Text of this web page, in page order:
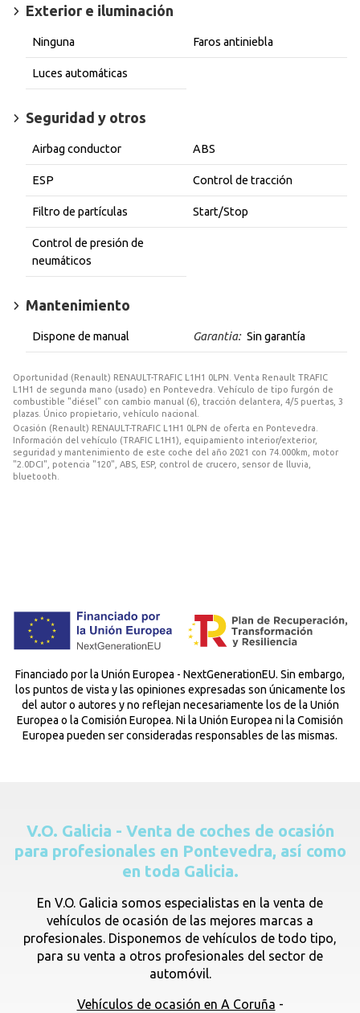
Exterior e iluminación
Ninguna Faros antiniebla
Luces automáticas
Seguridad y otros
Airbag conductor ABS
ESP Control de tracción
Filtro de partículas Start/Stop
Control de presión de
neumáticos
Mantenimiento
Dispone de manual Garantia: Sin garantía
Oportunidad (Renault) RENAULT-TRAFIC L1H1 0LPN. Venta Renault TRAFIC
L1H1 de segunda mano (usado) en Pontevedra. Vehículo de tipo furgón de
combustible "diésel" con cambio manual (6), tracción delantera, 4/5 puertas, 3
plazas. Único propietario, vehículo nacional.
Ocasión (Renault) RENAULT-TRAFIC L1H1 0LPN de oferta en Pontevedra.
Información del vehículo (TRAFIC L1H1), equipamiento interior/exterior,
seguridad y mantenimiento de este coche del año 2021 con 74.000km, motor
"2.0DCI", potencia "120", ABS, ESP, control de crucero, sensor de lluvia,
bluetooth.
Financiado por la Unión Europea - NextGenerationEU. Sin embargo,
los puntos de vista y las opiniones expresadas son únicamente los
del autor o autores y no reflejan necesariamente los de la Unión
Europea o la Comisión Europea. Ni la Unión Europea ni la Comisión
Europea pueden ser consideradas responsables de las mismas.
V.O. Galicia - Venta de coches de ocasión
para profesionales en Pontevedra, así como
en toda Galicia.
En V.O. Galicia somos especialistas en la venta de
vehículos de ocasión de las mejores marcas a
profesionales. Disponemos de vehículos de todo tipo,
para su venta a otros profesionales del sector de
automóvil.
Vehículos de ocasión en A Coruña -